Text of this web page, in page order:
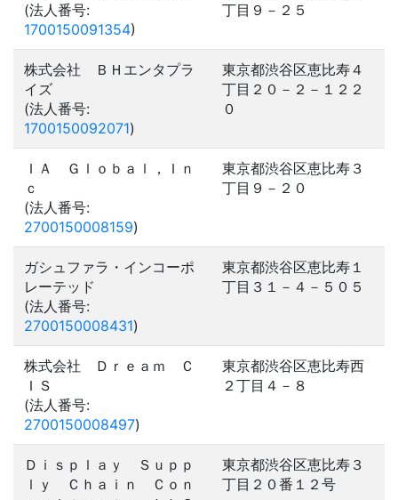
(法人番号:
1700150091354)
丁目９－２５
株式会社 ＢＨエンタプラ
イズ
(法人番号:
1700150092071)
東京都渋谷区恵比寿４
丁目２０－２－１２２
０
ＩＡ Ｇｌｏｂａｌ，Ｉｎ
ｃ
(法人番号:
2700150008159)
東京都渋谷区恵比寿３
丁目９－２０
ガシュファラ・インコーポ
レーテッド
(法人番号:
2700150008431)
東京都渋谷区恵比寿１
丁目３１－４－５０５
株式会社 Ｄｒｅａｍ Ｃ
ＩＳ
(法人番号:
2700150008497)
東京都渋谷区恵比寿西
２丁目４－８
Ｄｉｓｐｌａｙ Ｓｕｐｐ
ｌｙ Ｃｈａｉｎ Ｃｏｎ
東京都渋谷区恵比寿３
丁目２０番１２号